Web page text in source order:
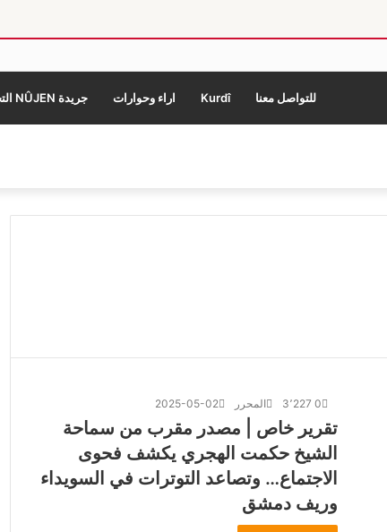
جريدة NÛJEN التجديد اراء وحوارات Kurdî للتواصل معنا
المحرر 2025-05-02 0
تقرير خاص | مصدر مقرب من سماحة
الشيخ حكمت الهجري يكشف فحوى
الاجتماع… وتصاعد التوترات في السويداء
وريف دمشق